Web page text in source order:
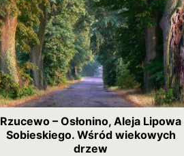
Rzucewo – Osłonino, Aleja Lipowa
Sobieskiego. Wśród wiekowych
drzew